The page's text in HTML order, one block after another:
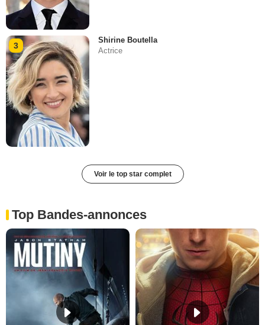
3
Shirine Boutella
Actrice
Voir le top star complet
Top Bandes-annonces